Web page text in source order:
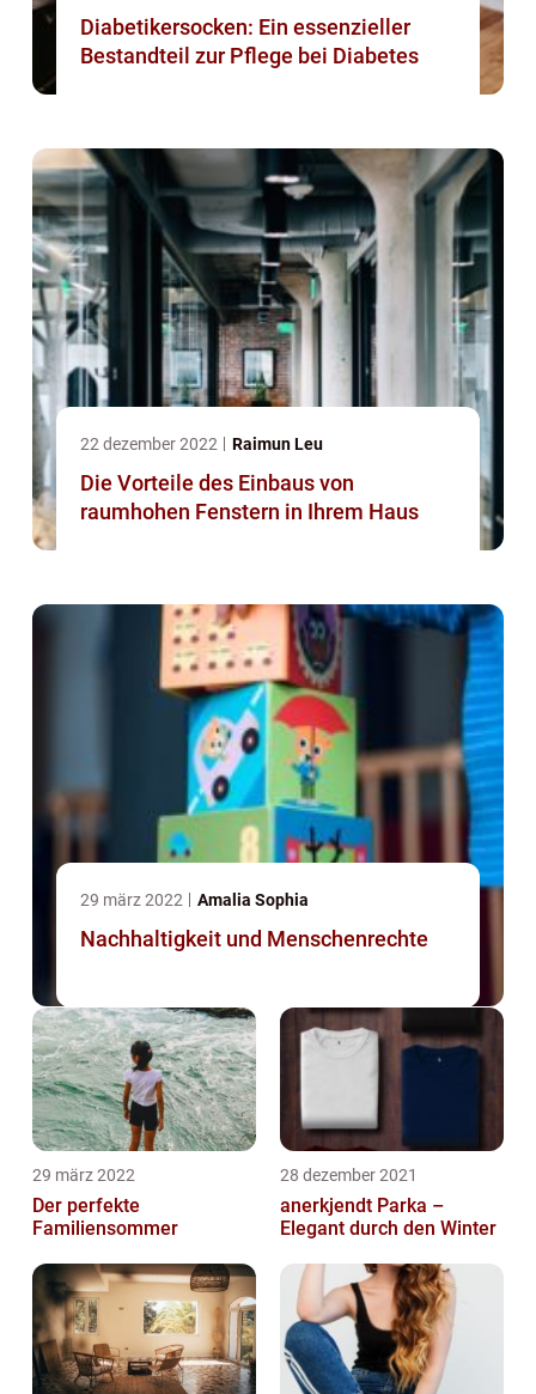
Diabetikersocken: Ein essenzieller
Bestandteil zur Pflege bei Diabetes
22 dezember 2022 Raimun Leu
Die Vorteile des Einbaus von
raumhohen Fenstern in Ihrem Haus
29 märz 2022 Amalia Sophia
Nachhaltigkeit und Menschenrechte
29 märz 2022
Der perfekte
Familiensommer
28 dezember 2021
anerkjendt Parka –
Elegant durch den Winter